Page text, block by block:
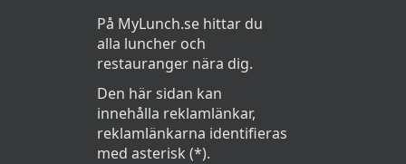
På MyLunch.se hittar du
alla luncher och
restauranger nära dig.
Den här sidan kan
innehålla reklamlänkar,
reklamlänkarna identifieras
med asterisk (*).